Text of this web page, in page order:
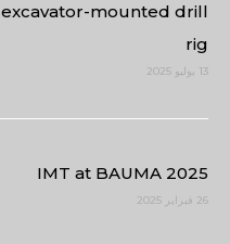
excavator-mounted drill
rig
13 يوليو 2025
IMT at BAUMA 2025
26 فبراير 2025